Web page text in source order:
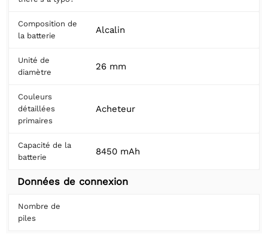
Composition de
la batterie
Alcalin
Unité de
diamètre
26 mm
Couleurs
détaillées
primaires
Acheteur
Capacité de la
batterie
8450 mAh
Données de connexion
Nombre de
piles